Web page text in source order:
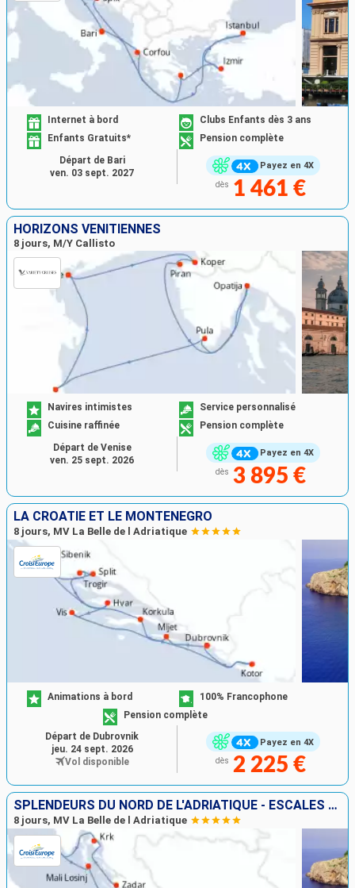
Payez en 4X
Internet à bord
Clubs Enfants dès 3 ans
Enfants Gratuits*
Pension complète
dès 1 461 €
Départ de Bari
ven. 03 sept. 2027
HORIZONS VÉNITIENNES
8 jours, M/Y Callisto
Payez en 4X
Navires intimistes
Service personnalisé
Cuisine raffinée
Pension complète
dès 3 895 €
Départ de Venise
ven. 25 sept. 2026
LA CROATIE ET LE MONTÉNÉGRO
8 jours, MV La Belle de l Adriatique
Payez en 4X
Animations à bord
100% Francophone
Pension complète
dès 2 225 €
Départ de Dubrovnik
jeu. 24 sept. 2026
Vol disponible
SPLENDEURS DU NORD DE L'ADRIATIQUE - ESCALES HISTORIQUES ET BEAUTÉS NATURELLES ENTRE CROATIE ET MONTÉNÉGRO (FORMULE PORT//PORT)
8 jours, MV La Belle de l Adriatique